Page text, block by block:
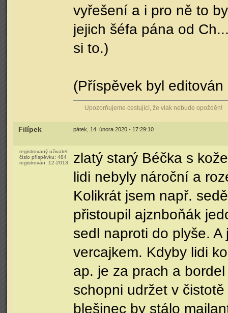
vyřešení a i pro ně to
jejich šéfa pána od
si to.)
(Příspěvek byl
Upozorňujeme cestující, že vlak nebude opožděn!
Filípek pátek, 14. února 2020 - 17:29:10
registrovaný uživatel
číslo příspěvku: 484
registrován: 12-2013
zlatý starý Béčka s
lidi nebyly nároční a
Kolikrát jsem např.
přistoupil ajznboňák
sedl naproti do plyše.
vercajkem. Kdyby lidi
ap. je za prach a
schopni udržet v
blešinec by stálo